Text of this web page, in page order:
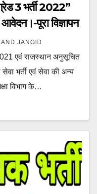
3 भर्ती 2022”
पूरा विज्ञापन
JANGID
एवं राजस्थान अनुसूचित
भर्ती एवं सेवा की अन्य
विभाग के…